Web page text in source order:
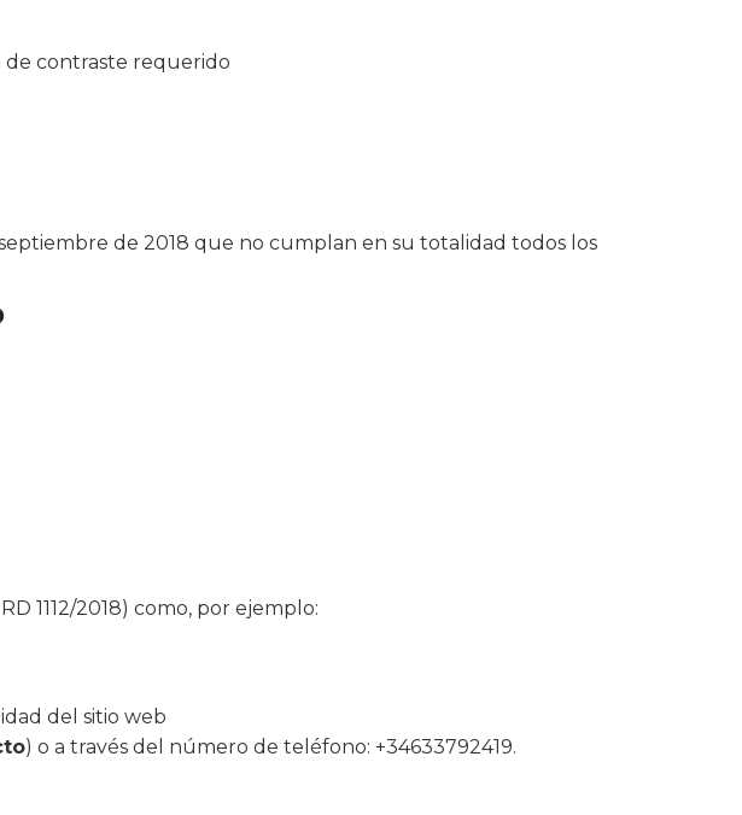
de contraste requerido
de 2018 que no cumplan en su totalidad todos los
1112/2018) como, por ejemplo:
del sitio web
) o a través del número de teléfono: +34633792419.